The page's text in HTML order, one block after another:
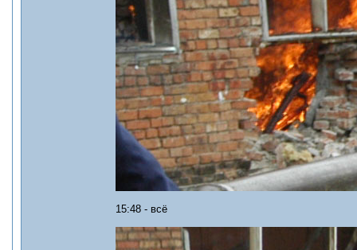
15:48 - всё